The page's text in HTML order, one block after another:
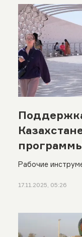
Рабочие
17.11.2025, 05:26